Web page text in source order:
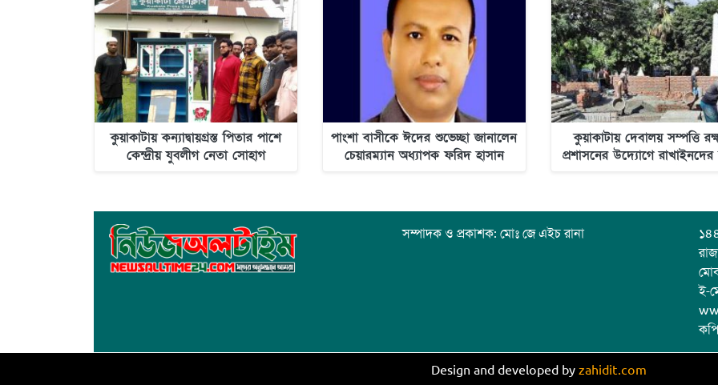
কুয়াকাটায় কন্যাদ্বায়গ্রস্ত পিতার পাশে
কেন্দ্রীয় যুবলীগ নেতা সোহাগ
পাংশা বাসীকে ঈদের শুভেচ্ছা জানালেন
চেয়ারম্যান অধ্যাপক ফরিদ হাসান
কুয়াকাটায় দেবালয় সম্পত্তি
প্রশাসনের উদ্যোগে রাখাইনদের
সম্পাদক ও প্রকাশক: মোঃ জে এইচ রানা
ই-
Design and developed by zahidit.com